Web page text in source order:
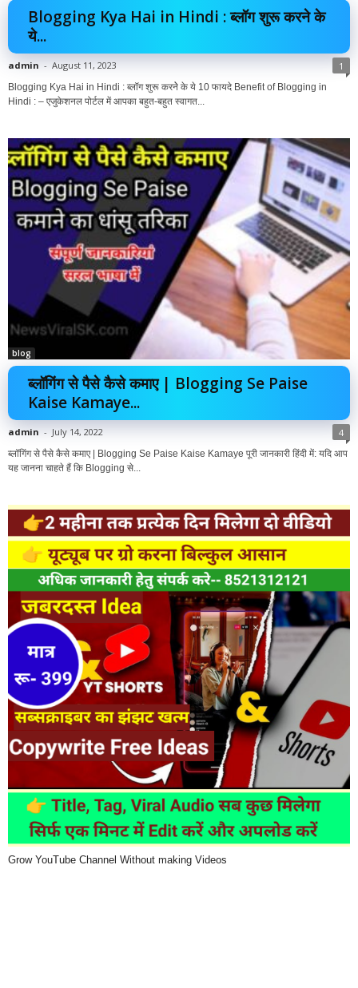
Blogging Kya Hai in Hindi : ब्लॉग शुरू करने के
ये...
admin - August 11, 2023 1
Blogging Kya Hai in Hindi : ब्लॉग शुरू करनेे के ये 10 फायदे Benefit of Blogging in
Hindi : – एजुकेशनल पोर्टल में आपका बहुत-बहुत स्वागत...
blog
ब्लॉगिंग से पैसे कैसे कमाए | Blogging Se Paise
Kaise Kamaye...
admin - July 14, 2022 4
ब्लॉगिंग से पैसे कैसे कमाए | Blogging Se Paise Kaise Kamaye पूरी जानकारी हिंदी में: यदि आप
यह जानना चाहते हैं कि Blogging से...
Grow YouTube Channel Without making Videos